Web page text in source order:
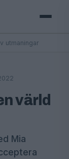
utmaningar
värld
Mia